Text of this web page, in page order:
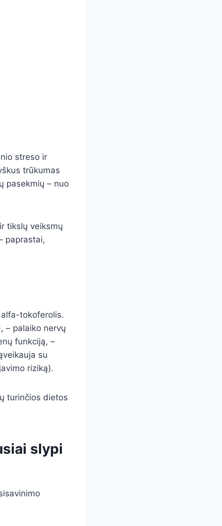
streso ir
trūkumas
pasekmių – nuo
tikslų veiksmų
paprastai,
tokoferolis.
– palaiko nervų
funkciją, –
su
riziką).
turinčios dietos
slypi